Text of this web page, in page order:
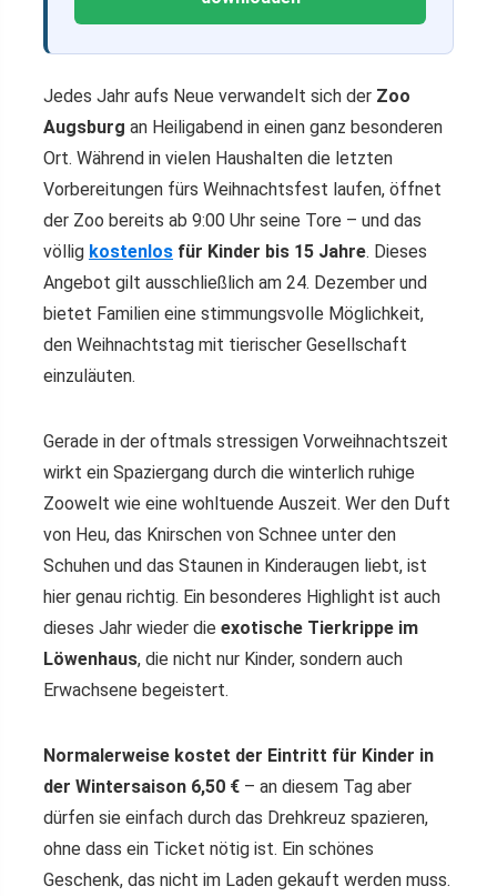
Jedes Jahr aufs Neue verwandelt sich der Zoo
Augsburg an Heiligabend in einen ganz besonderen
Ort. Während in vielen Haushalten die letzten
Vorbereitungen fürs Weihnachtsfest laufen, öffnet
der Zoo bereits ab 9:00 Uhr seine Tore – und das
völlig kostenlos für Kinder bis 15 Jahre. Dieses
Angebot gilt ausschließlich am 24. Dezember und
bietet Familien eine stimmungsvolle Möglichkeit,
den Weihnachtstag mit tierischer Gesellschaft
einzuläuten.
Gerade in der oftmals stressigen Vorweihnachtszeit
wirkt ein Spaziergang durch die winterlich ruhige
Zoowelt wie eine wohltuende Auszeit. Wer den Duft
von Heu, das Knirschen von Schnee unter den
Schuhen und das Staunen in Kinderaugen liebt, ist
hier genau richtig. Ein besonderes Highlight ist auch
dieses Jahr wieder die exotische Tierkrippe im
Löwenhaus, die nicht nur Kinder, sondern auch
Erwachsene begeistert.
Normalerweise kostet der Eintritt für Kinder in
der Wintersaison 6,50 € – an diesem Tag aber
dürfen sie einfach durch das Drehkreuz spazieren,
ohne dass ein Ticket nötig ist. Ein schönes
Geschenk, das nicht im Laden gekauft werden muss.